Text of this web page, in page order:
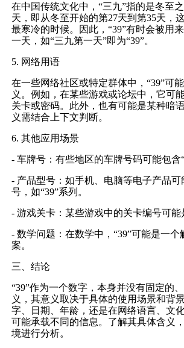
在中国传统文化中，“三九”指的是冬至
天，即从冬至开始的第27天到第35天，
最寒冷的时候。因此，“39”有时会被用
一天，如“三九第一天”即为“39”。
5. 网络用语
在一些网络社区或特定群体中，“39”可
义。例如，在某些游戏或论坛中，它可
关卡或密码。此外，也有可能是某种暗
义需结合上下文判断。
6. 其他应用场景
- 车牌号：有些地区的车牌号码可能包含
- 产品型号：如手机、电脑等电子产品
号，如“39”系列。
- 游戏关卡：某些游戏中的关卡编号可能
- 数学问题：在数学中，“39”可能是一个
案。
三、结论
“39”作为一个数字，本身并没有固定的
义，其意义取决于具体的使用场景和背
字、日期、年龄，还是在网络语言、文
可能承载不同的信息。了解其具体含义
境进行分析。